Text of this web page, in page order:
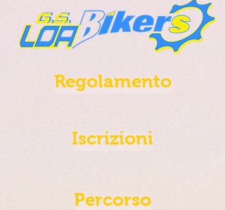
Regolamento
Iscrizioni
Percorso